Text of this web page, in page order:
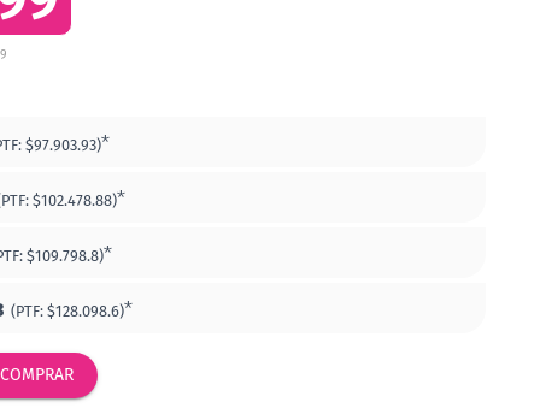
$97.903.93)*
$102.478.88)*
$109.798.8)*
(PTF: $128.098.6)*